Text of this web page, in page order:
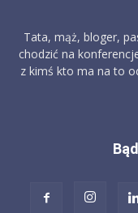
Tata, mąż, bloger,
chodzić na
z kimś kto ma na to